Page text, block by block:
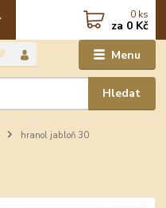
Menu
Hledat
0 ks
za 0 Kč
hranol jabloň 30